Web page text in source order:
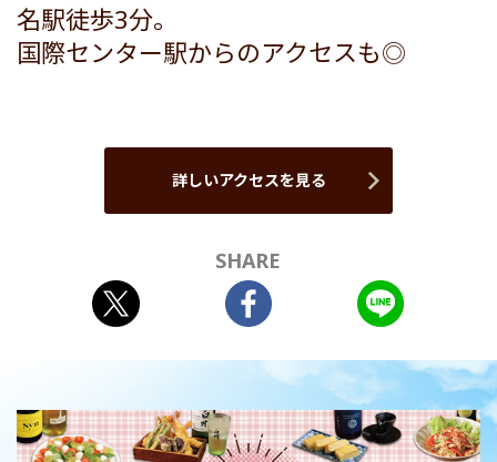
名駅徒歩3分。
国際センター駅からのアクセスも◎
詳しいアクセスを見る
SHARE